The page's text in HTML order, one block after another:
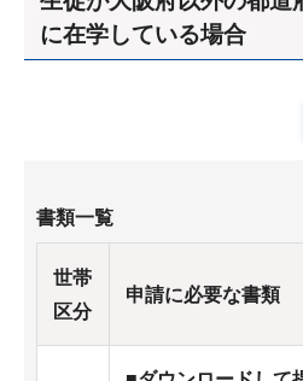
に在学している場合
書類一覧
世帯
区分
申請に必要な書類